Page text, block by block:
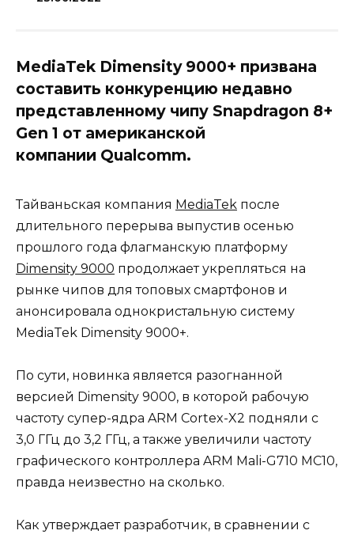
MediaTek Dimensity 9000+ призвана
составить конкуренцию недавно
представленному чипу Snapdragon 8+
Gen 1 от американской
компании Qualcomm.
Тайваньская компания MediaTek после
длительного перерыва выпустив осенью
прошлого года флагманскую платформу
Dimensity 9000 продолжает укрепляться на
рынке чипов для топовых смартфонов и
анонсировала однокристальную систему
MediaTek Dimensity 9000+.
По сути, новинка является разогнанной
версией Dimensity 9000, в которой рабочую
частоту супер-ядра ARM Cortex-X2 подняли с
3,0 ГГц до 3,2 ГГц, а также увеличили частоту
графического контроллера ARM Mali-G710 MC10,
правда неизвестно на сколько.
Как утверждает разработчик, в сравнении с